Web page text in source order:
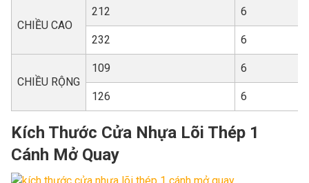
CHIỀU CAO
212 6
232 6
CHIỀU RỘNG
109 6
126 6
Kích Thước Cửa Nhựa Lõi Thép 1
Cánh Mở Quay